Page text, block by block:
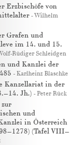
Erzbischöfe von
-Wilhelm
Grafen und
im 14. und 15.
Rüdiger Schleidgen
und Kanzlei der
- Karlheinz Blaschke
Kanzellariat in der
Jh.) -Peter Rück
zur
und
in Österreich
(Tafel VIII–